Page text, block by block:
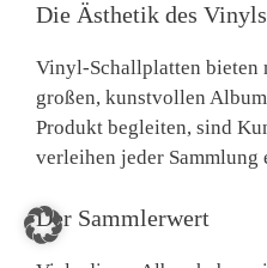
Die Ästhetik des Vinyls
Vinyl-Schallplatten bieten
großen, kunstvollen
Produkt begleiten, sind
verleihen jeder Sammlung
Der Sammlerwert